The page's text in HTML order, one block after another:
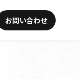
お問い合わせ